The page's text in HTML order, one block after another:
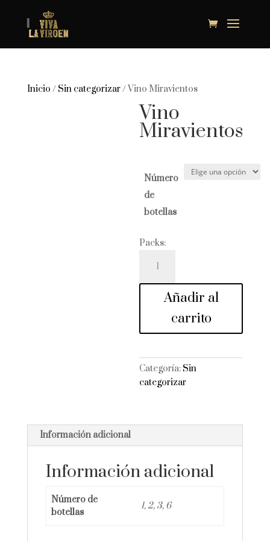
Inicio / Sin categorizar/ Vino Miravientos
Vino
Miravientos
Número
de
botellas
Packs:
Miravientos
cantidad
Añadir al
carrito
Categoría: Sin
categorizar
Información adicional
Información adicional
Número de
botellas
1, 2, 3, 6